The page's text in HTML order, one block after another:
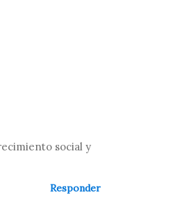
social y
Responder